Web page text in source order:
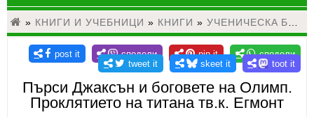
ДЕТСКИ ГРАДИНИ И НАЧАЛНО ОБРАЗОВАНИЕ
ЕЗИКОВО ОБУЧЕНИЕ
МАТЕМАТИКА
НАУКИ
» КНИГИ И УЧЕБНИЦИ » КНИГИ » УЧЕНИЧЕСКА БИБЛИОТЕКА 5-12 КЛАС
Пърси Джаксън и боговете на Олимп.
Проклятието на титана тв.к. Егмонт